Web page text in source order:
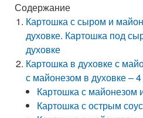
Содержание
Картошка с сыром и
духовке. Картошка под
духовке
Картошка в духовке с
с майонезом в духовке –
Картошка с майонезом
Картошка с острым